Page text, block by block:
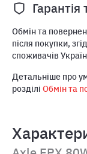
Обмін та
після покупки,
споживачів
Детальніше про
розділі Обмін та